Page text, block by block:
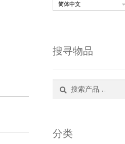
简体中文
搜寻物品
索：
分类